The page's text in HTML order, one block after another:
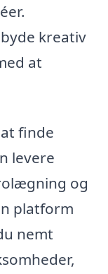
kreativ
at
finde
levere
og
platform
nemt